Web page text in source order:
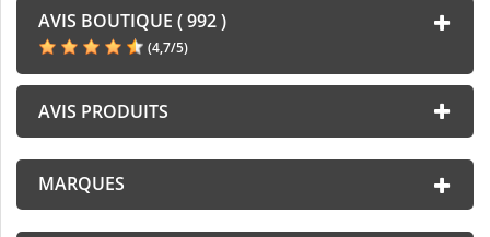
AVIS BOUTIQUE ( 992 )
(4,7/5)
AVIS PRODUITS
MARQUES